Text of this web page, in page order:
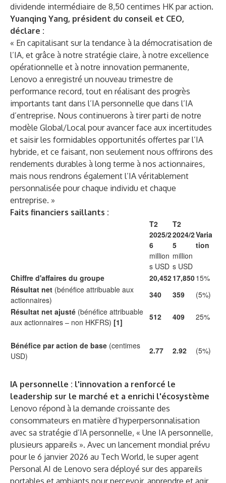
dividende intermédiaire de 8,50 centimes HK par action.
Yuanqing Yang, président du conseil et CEO,
déclare :
« En capitalisant sur la tendance à la démocratisation de
l’IA, et grâce à notre stratégie claire, à notre excellence
opérationnelle et à notre innovation permanente,
Lenovo a enregistré un nouveau trimestre de
performance record, tout en réalisant des progrès
importants tant dans l’IA personnelle que dans l’IA
d’entreprise. Nous continuerons à tirer parti de notre
modèle Global/Local pour avancer face aux incertitudes
et saisir les formidables opportunités offertes par l’IA
hybride, et ce faisant, non seulement nous offrirons des
rendements durables à long terme à nos actionnaires,
mais nous rendrons également l’IA véritablement
personnalisée pour chaque individu et chaque
entreprise. »
Faits financiers saillants :
T2
2025/2
6
million
s USD
T2
2024/2
5
million
s USD
Varia
tion
Chiffre d'affaires du groupe 20,45217,85015%
Résultat net (bénéfice attribuable aux
actionnaires)
340 359
(5%)
Résultat net ajusté (bénéfice attribuable
aux actionnaires – non HKFRS) [1]
512 409 25%
Bénéfice par action de base (centimes
USD)
2.77 2.92 (5%)
IA personnelle : l'innovation a renforcé le
leadership sur le marché et a enrichi l'écosystème
Lenovo répond à la demande croissante des
consommateurs en matière d’hyperpersonnalisation
avec sa stratégie d’IA personnelle, « Une IA personnelle,
plusieurs appareils ». Avec un lancement mondial prévu
pour le 6 janvier 2026 au Tech World, le super agent
Personal AI de Lenovo sera déployé sur des appareils
portables et ambiants pour percevoir, apprendre et agir